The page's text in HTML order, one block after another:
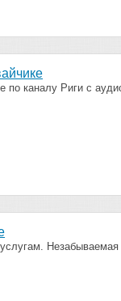
по каналу Риги с
Незабываемая